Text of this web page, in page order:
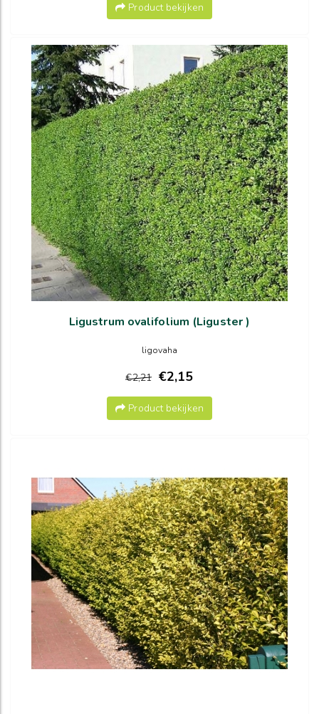
Product bekijken
Ligustrum ovalifolium (Liguster )
ligovaha
€2,21 €2,15
Product bekijken